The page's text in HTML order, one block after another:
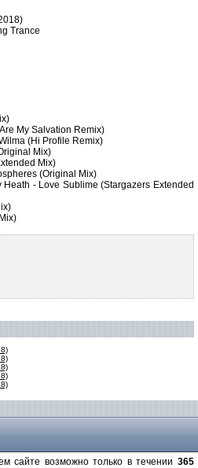
Trance
My Salvation Remix)
(Hi Profile Remix)
Mix)
Mix)
(Original Mix)
- Love Sublime (Stargazers Extended
сайте возможно только в течении 365